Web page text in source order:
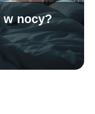
w nocy?